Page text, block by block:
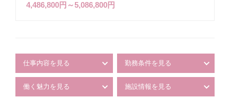
4,486,800円～5,086,800円
仕事内容を見る 勤務条件を見る
働く魅力を見る 施設情報を見る